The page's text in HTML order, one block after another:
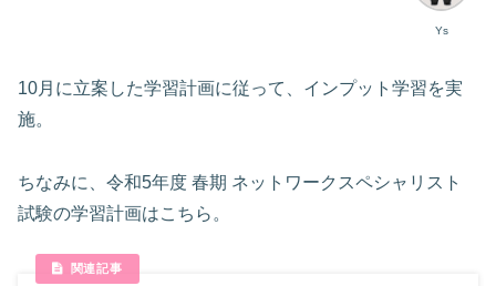
Ys
10月に立案した学習計画に従って、インプット学習を実
施。
ちなみに、令和5年度 春期 ネットワークスペシャリスト
試験の学習計画はこちら。